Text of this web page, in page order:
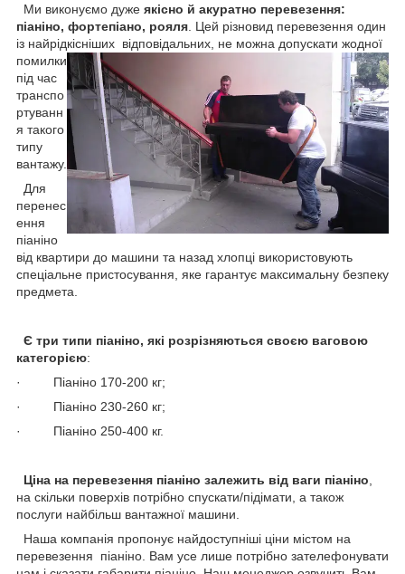
Ми виконуємо дуже якісно й акуратно перевезення:
піаніно, фортепіано, рояля . Цей різновид перевезення один
із найрідкісніших відповідальних, не можна допускати жодної
помилки
під час
транспо
ртуванн
я такого
типу
вантажу.
Для
перенес
ення
піаніно
від квартири до машини та назад хлопці використовують
спеціальне пристосування, яке гарантує максимальну безпеку
предмета.
Є три типи піаніно, які розрізняються своєю ваговою
категорією:
· Піаніно 170-200 кг;
· Піаніно 230-260 кг;
· Піаніно 250-400 кг.
Ціна на перевезення піаніно залежить від ваги піаніно
на скільки поверхів потрібно спускати/підімати, а також
послуги найбільш вантажної машини.
Наша компанія пропонує найдоступніші ціни містом на
перевезення піаніно. Вам усе лише потрібно зателефонувати